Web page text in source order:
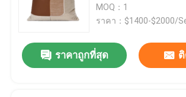
MOQ：1
ราคา：$1400-$2000/
ราคาถูกที่สุด